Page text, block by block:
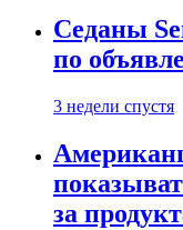
Седаны
по
3 недели спустя
за